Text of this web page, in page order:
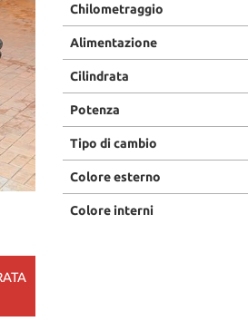
Chilometraggio
Alimentazione
Cilindrata
Potenza
Tipo di cambio
Colore esterno
Colore interni